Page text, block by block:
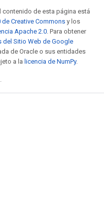
de esta página está
Creative Commons y los
Apache 2.0. Para obtener
del Sitio Web de Google
de Oracle o sus entidades
a la licencia de NumPy.